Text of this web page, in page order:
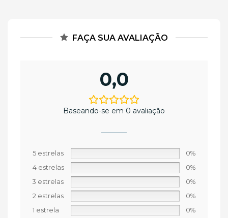
FAÇA SUA AVALIAÇÃO
0,0
Baseando-se em 0 avaliação
5 estrelas
0%
4 estrelas
0%
3 estrelas
0%
2 estrelas
0%
1 estrela
0%